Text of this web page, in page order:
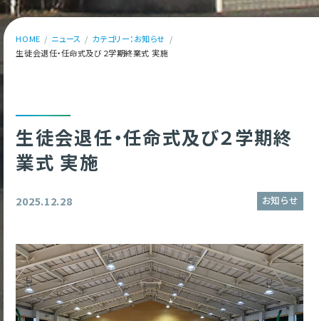
HOME ニュース
カテゴリー：お知らせ
生徒会退任・任命式及び２学期終業式 実施
生徒会退任・任命式及び２学期終
業式 実施
2025.12.28 お知らせ